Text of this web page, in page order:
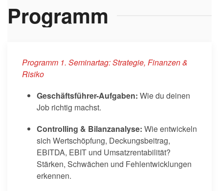
Programm
Programm 1. Seminartag: Strategie, Finanzen &
Risiko
Geschäftsführer-Aufgaben: Wie du deinen
Job richtig machst.
Controlling & Bilanzanalyse: Wie entwickeln
sich Wertschöpfung, Deckungsbeitrag,
EBITDA, EBIT und Umsatzrentabilität?
Stärken, Schwächen und Fehlentwicklungen
erkennen.